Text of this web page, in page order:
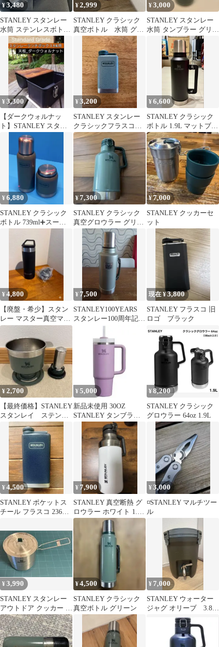
¥3,480
STANLEY スタンレー
水筒 ステンレスボト
ル 1.9リットル
¥2,999
STANLEY クラシック
真空ボトル 水筒 グリ
ーン 20oz(0.59ml)
¥3,000
STANLEY スタンレー
水筒 タンブラー グリー
ン 473ml
¥3,300
【ダークウォルナッ
ト】STANLEY スタン
レーランチボックス
9.4L用天板
¥3,200
STANLEY スタンレー
クラシックフラスコ
148ml グリーン 水筒
¥6,600
STANLEY クラシック
ボトル 1.9L マットブラ
ック
¥6,880
STANLEY クラシック
ボトル 739ml➕スープ
ジャー グリーン414ml
¥7,300
STANLEY クラシック
真空グロウラー グリー
ン 1.9L
¥7,000
STANLEY クッカーセ
ット
¥4,800
【廃盤・希少】スタン
レー マスター真空マグ
0.53L 旧ロゴ 予備パー
ツ付
¥ 7,500
STANLEY100YEARS
スタンレー100周年記念
限定真空ボトル1.9㍑
現在 ¥3,800
STANLEY フラスコ 旧
ロゴ ブラック
¥2,700
【最終価格】STANLEY
スタンレイ ステンレ
ス コーヒードリッパー
¥ 5,000
新品未使用 30OZ
STANLEY タンブラー
ライラック パープル
¥8,200
STANLEY クラシック
グロウラー 64oz 1.9L
¥4,500
STANLEY ポケットス
チール フラスコ 236ml
品
¥ 7,900
STANLEY 真空断熱 グ
ロウラー ホワイト 1.9
リットル/64oz
¥3,000
◽STANLEY マルチツー
ル
¥3,990
STANLEY スタンレー
アウトドア クッカー 調
理 料理 ステンレスポッ
ト
¥4,500
STANLEY クラシック
真空ボトル グリーン
¥ 7,000
STANLEY ウォーター
ジャグ オリーブ 3.8リ
ットル マットオリー